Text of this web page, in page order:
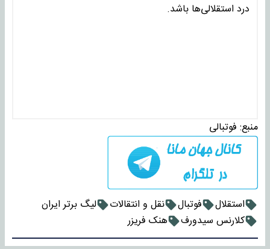
درد استقلالی‌ها باشد.
منبع: فوتبالی
استقلال فوتبال نقل و انتقالات
لیگ برتر ایران
کلارنس سیدورف
هنک فریزر